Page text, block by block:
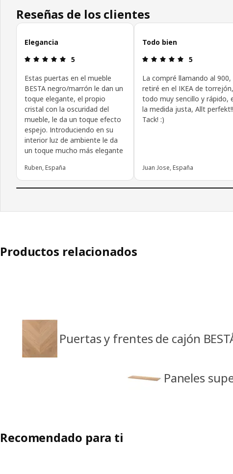
Reseñas de los clientes
Omitir las opiniones de los clientes
Elegancia
Reseña: 5 de 5 estrellas.
5
Estas puertas en el mueble
BESTA negro/marrón le dan un
toque elegante, el propio
cristal con la oscuridad del
mueble, le da un toque efecto
espejo. Introduciendo en su
interior luz de ambiente le da
un toque mucho más elegante
Ruben, España
Todo bien
Reseña: 5 de 5
5
La compré llamando al 900,
retiré en el IKEA de torrejón,
todo muy sencillo y rápido,
la medida justa, Allt
Tack! :)
Juan Jose, España
Productos relacionados
Puertas y frentes de cajón
Paneles
Recomendado para ti